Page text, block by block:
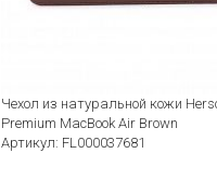
Чехол из натуральной кожи
Premium MacBook Air Brown
Артикул: FL000037681